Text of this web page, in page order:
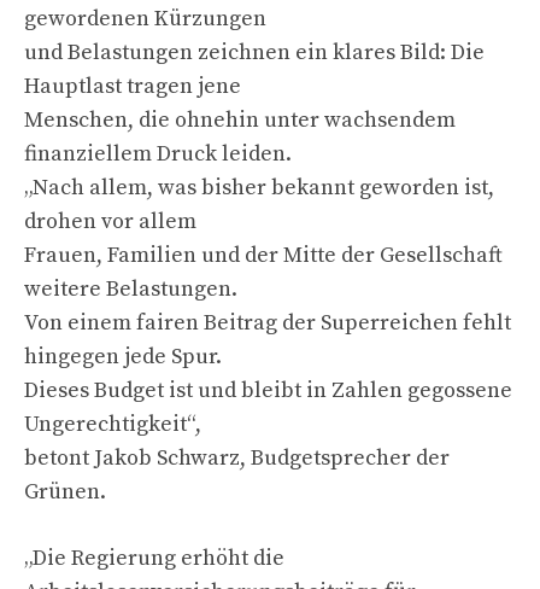
gewordenen Kürzungen
und Belastungen zeichnen ein klares Bild: Die
Hauptlast tragen jene
Menschen, die ohnehin unter wachsendem
finanziellem Druck leiden.
„Nach allem, was bisher bekannt geworden ist,
drohen vor allem
Frauen, Familien und der Mitte der Gesellschaft
weitere Belastungen.
Von einem fairen Beitrag der Superreichen fehlt
hingegen jede Spur.
Dieses Budget ist und bleibt in Zahlen gegossene
Ungerechtigkeit“,
betont Jakob Schwarz, Budgetsprecher der
Grünen.
„Die Regierung erhöht die